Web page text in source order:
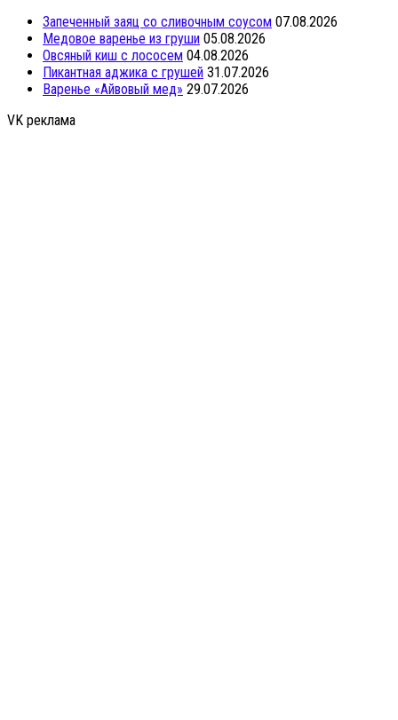
Запеченный заяц со сливочным соусом 07.08.2026
Медовое варенье из груши 05.08.2026
Овсяный киш с лососем 04.08.2026
Пикантная аджика с грушей 31.07.2026
Варенье «Айвовый мед» 29.07.2026
VK реклама